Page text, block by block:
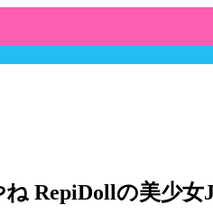
ね RepiDollの美少